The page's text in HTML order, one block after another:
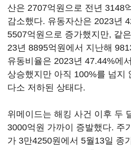
산은 2707억원으로 전년 3148
감소했다. 유동자산은 2023년
5507억원으로 증가했지만, 같
23년 8895억원에서 지난해
유동비율은 2023년 47.44%에
상승했지만 아직 100%를 넘지
다소 저하된 상태다.
위메이드는 해킹 사건 이후 두
3000억원 가까이 증발했다. 주
가 3만4250원에서 5월13일 종